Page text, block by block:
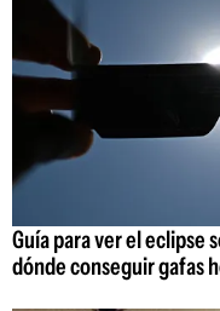
Guía para ver el eclipse
dónde conseguir gafas